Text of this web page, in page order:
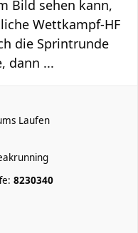
Bild sehen kann,
Wettkampf-HF
die Sprintrunde
dann ...
Laufen
8230340